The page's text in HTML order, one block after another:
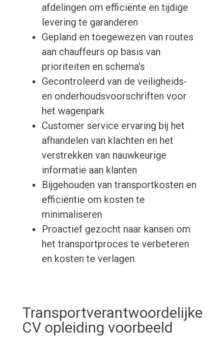
afdelingen om efficiënte en tijdige
levering te garanderen
Gepland en toegewezen van routes
aan chauffeurs op basis van
prioriteiten en schema's
Gecontroleerd van de veiligheids-
en onderhoudsvoorschriften voor
het wagenpark
Customer service ervaring bij het
afhandelen van klachten en het
verstrekken van nauwkeurige
informatie aan klanten
Bijgehouden van transportkosten en
efficiëntie om kosten te
minimaliseren
Proactief gezocht naar kansen om
het transportproces te verbeteren
en kosten te verlagen
Transportverantwoordelijke
CV opleiding voorbeeld